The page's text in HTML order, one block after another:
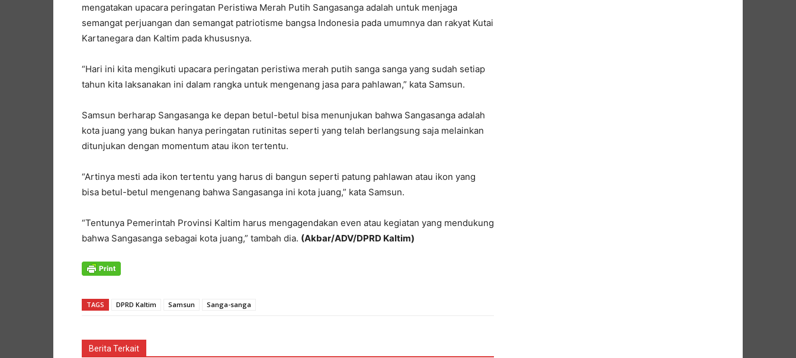
mengatakan upacara peringatan Peristiwa Merah Putih Sangasanga adalah untuk menjaga
semangat perjuangan dan semangat patriotisme bangsa Indonesia pada umumnya dan rakyat Kutai
Kartanegara dan Kaltim pada khususnya.
“Hari ini kita mengikuti upacara peringatan peristiwa merah putih sanga sanga yang sudah setiap
tahun kita laksanakan ini dalam rangka untuk mengenang jasa para pahlawan,” kata Samsun.
Samsun berharap Sangasanga ke depan betul-betul bisa menunjukan bahwa Sangasanga adalah
kota juang yang bukan hanya peringatan rutinitas seperti yang telah berlangsung saja melainkan
ditunjukan dengan momentum atau ikon tertentu.
“Artinya mesti ada ikon tertentu yang harus di bangun seperti patung pahlawan atau ikon yang
bisa betul-betul mengenang bahwa Sangasanga ini kota juang,” kata Samsun.
“Tentunya Pemerintah Provinsi Kaltim harus mengagendakan even atau kegiatan yang mendukung
bahwa Sangasanga sebagai kota juang,” tambah dia. (Akbar/ADV/DPRD Kaltim)
TAGS DPRD Kaltim Samsun Sanga-sanga
Berita Terkait